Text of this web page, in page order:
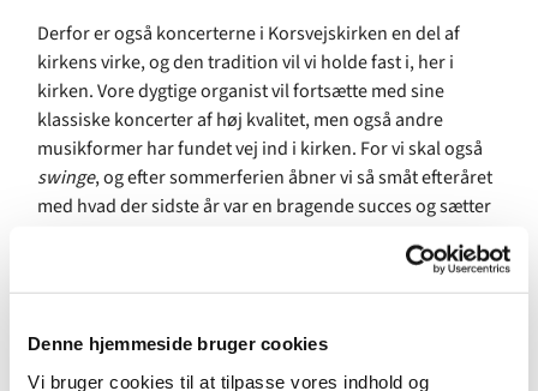
Denne hjemmeside bruger cookies
Vi bruger cookies til at tilpasse vores indhold og
Derfor er også koncerterne i Korsvejskirken en del af
kirkens virke, og den tradition vil vi holde fast i, her i
kirken. Vore dygtige organist vil fortsætte med sine
klassiske koncerter af høj kvalitet, men også andre
musikformer har fundet vej ind i kirken. For vi skal også
swinge, og efter sommerferien åbner vi så småt efteråret
med hvad der sidste år var en bragende succes og sætter
bandet skal få sjælen til at lette i vort hyggelige kirkerum. I
efteråret når mørket har sænket sig får vi også besøg af
Søren Huss,der med sine populære sange vil samle folk
til en dejlig aften i kirken.